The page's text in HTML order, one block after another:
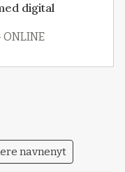
digital
navnenyt